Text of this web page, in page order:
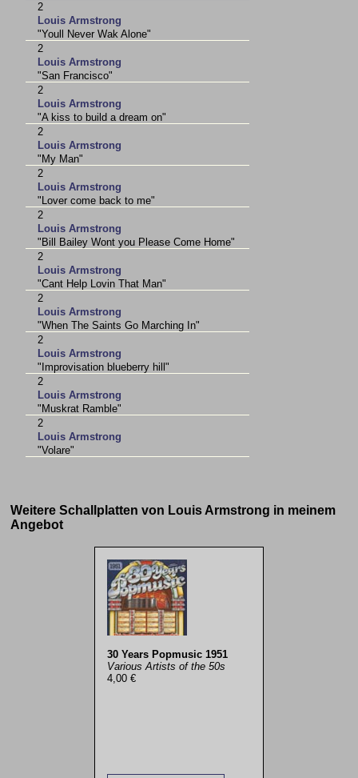
2
Louis Armstrong
"Youll Never Wak Alone"
2
Louis Armstrong
"San Francisco"
2
Louis Armstrong
"A kiss to build a dream on"
2
Louis Armstrong
"My Man"
2
Louis Armstrong
"Lover come back to me"
2
Louis Armstrong
"Bill Bailey Wont you Please Come Home"
2
Louis Armstrong
"Cant Help Lovin That Man"
2
Louis Armstrong
"When The Saints Go Marching In"
2
Louis Armstrong
"Improvisation blueberry hill"
2
Louis Armstrong
"Muskrat Ramble"
2
Louis Armstrong
"Volare"
Weitere Schallplatten von Louis Armstrong in meinem
Angebot
30 Years Popmusic 1951
Various Artists of the 50s
4,00 €